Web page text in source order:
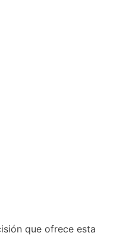
que ofrece esta